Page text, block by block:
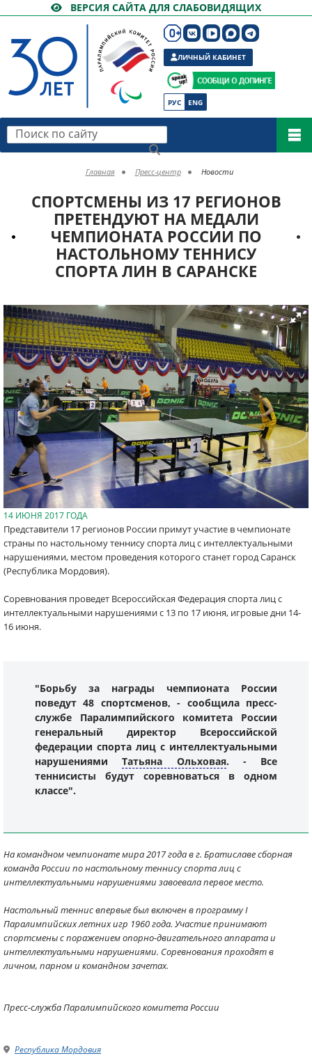
ВЕРСИЯ САЙТА ДЛЯ СЛАБОВИДЯЩИХ
РУС ENG
ЛИЧНЫЙ КАБИНЕТ
Поиск по сайту
Главная Пресс-центр Новости
СПОРТСМЕНЫ ИЗ 17 РЕГИОНОВ
ПРЕТЕНДУЮТ НА МЕДАЛИ
ЧЕМПИОНАТА РОССИИ ПО
НАСТОЛЬНОМУ ТЕННИСУ
СПОРТА ЛИН В САРАНСКЕ
14 ИЮНЯ 2017 ГОДА
Представители 17 регионов России примут участие в чемпионате
страны по настольному теннису спорта лиц с интеллектуальными
нарушениями, местом проведения которого станет город Саранск
(Республика Мордовия).
Соревнования проведет Всероссийская Федерация спорта лиц с
интеллектуальными нарушениями с 13 по 17 июня, игровые дни 14-
16 июня.
"Борьбу за награды чемпионата России
поведут 48 спортсменов, - сообщила пресс-
службе Паралимпийского комитета России
генеральный директор Всероссийской
федерации спорта лиц с интеллектуальными
нарушениямиТатьяна Ольховая. - Все
теннисисты будут соревноваться в одном
классе".
На командном чемпионате мира 2017 года в г. Братиславе сборная
команда России по настольному теннису спорта лиц с
интеллектуальными нарушениями завоевала первое место.
Настольный теннис впервые был включен в программу I
Паралимпийских летних игр 1960 года. Участие принимают
спортсмены с поражением опорно-двигательного аппарата и
интеллектуальными нарушениями. Соревнования проходят в
личном, парном и командном зачетах.
Пресс-служба Паралимпийского комитета России
Республика Мордовия